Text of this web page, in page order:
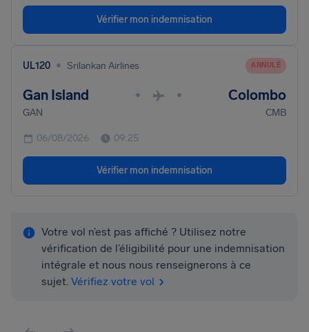
Vérifier mon indemnisation
UL120 • Srilankan Airlines ANNULÉ
Gan Island • • Colombo
GAN CMB
06/08/2026 09:25
Vérifier mon indemnisation
Votre vol n’est pas affiché ? Utilisez notre
vérification de l’éligibilité pour une indemnisation
intégrale et nous nous renseignerons à ce
sujet. Vérifiez votre vol